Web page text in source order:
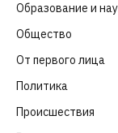
Образование и
Общество
От первого лица
Политика
Происшествия